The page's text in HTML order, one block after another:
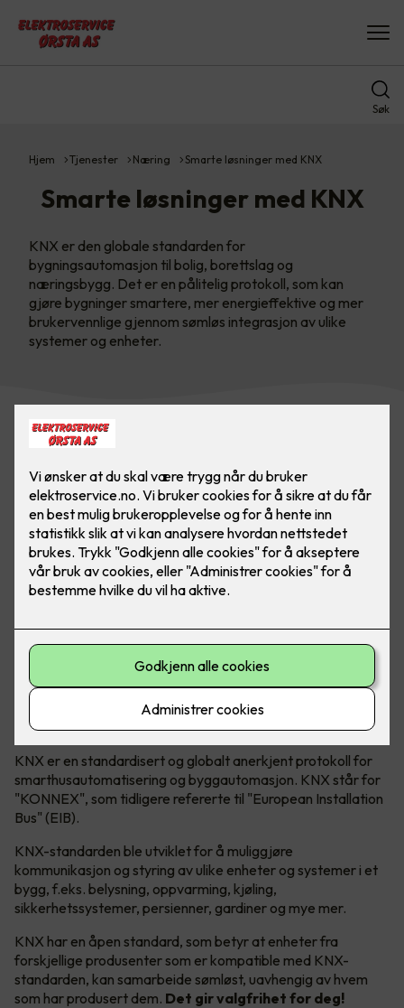
Søk
Hjem Tjenester Næring Smarte løsninger med KNX
Smarte løsninger med KNX
KNX er den globale standarden for
bygningsautomasjon til bolig, borettslag og
næringsbygg. Det er en pålitelig protokoll, som kan
gjøre bygninger smartere, mer energieffektive og mer
brukervennlige gjennom sømløs integrasjon av ulike
systemer og enheter.
KNX Association både utvikler og eier teknologien. KNX
kan brukes i både næringsbygg, borettslag og bolig.
Hva er egentlig KNX?
KNX er en standardisert og globalt anerkjent protokoll for
smarthusautomatisering og byggautomasjon. KNX står for
"KONNEX", som tidligere refererte til "European Installation
Bus" (EIB).
KNX-standarden ble utviklet for å muliggjøre
kommunikasjon og styring av ulike enheter og systemer i et
bygg, f.eks. belysning, oppvarming, kjøling,
sikkerhetssystemer, persienner, gardiner og mye mer.
KNX har en åpen standard, som betyr at enheter fra
forskjellige produsenter som er kompatible med KNX-
standarden, kan samarbeide sømløst, uavhengig av hvem
som har produsert dem. Det gir valgfrihet for deg!